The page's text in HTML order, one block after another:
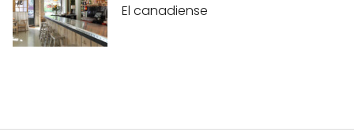
El canadiense